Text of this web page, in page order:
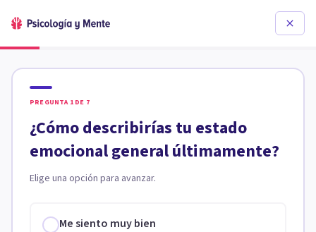
PREGUNTA 1 DE 7
¿Cómo describirías tu estado
emocional general últimamente?
Elige una opción para avanzar.
Me siento muy bien